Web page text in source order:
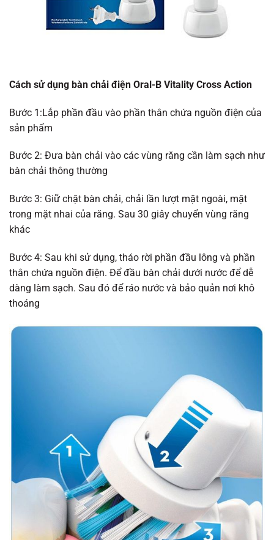
Cách sử dụng bàn chải điện Oral-B Vitality Cross Action
Bước 1:Lắp phần đầu vào phần thân chứa nguồn điện của
sản phẩm
Bước 2: Đưa bàn chải vào các vùng răng cần làm sạch như
bàn chải thông thường
Bước 3: Giữ chặt bàn chải, chải lần lượt mặt ngoài, mặt
trong mặt nhai của răng. Sau 30 giây chuyển vùng răng
khác
Bước 4: Sau khi sử dụng, tháo rời phần đầu lông và phần
thân chứa nguồn điện. Để đầu bàn chải dưới nước để dễ
dàng làm sạch. Sau đó để ráo nước và bảo quản nơi khô
thoáng